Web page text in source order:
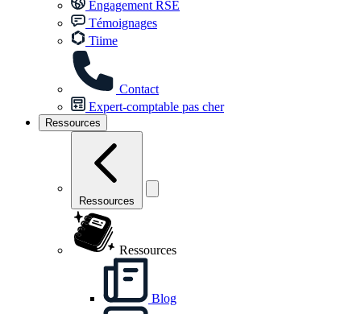
Engagement RSE
Témoignages
Tiime
Contact
Expert-comptable pas cher
Ressources
Ressources
Ressources
Blog